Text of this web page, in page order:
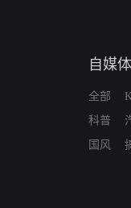
自媒体
全部
科普
国风